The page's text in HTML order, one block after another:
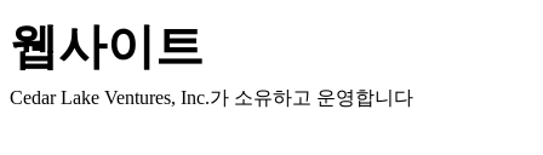
웹사이트
Cedar Lake Ventures, Inc.가 소유하고 운영합니다